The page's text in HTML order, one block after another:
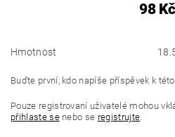
98 Kč
Hmotnost
Buďte první, kdo napíše příspěvek k
Pouze registrovaní uživatelé mohou
přihlaste senebo se registrujte.